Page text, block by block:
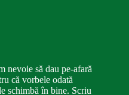
nevoie să dau pe-afară
că vorbele odată
schimbă în bine. Scriu